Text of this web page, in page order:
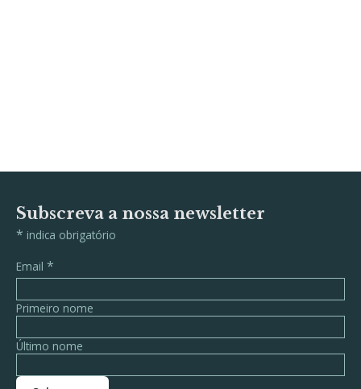
Subscreva a nossa newsletter
* indica obrigatório
Email *
Primeiro nome
Último nome